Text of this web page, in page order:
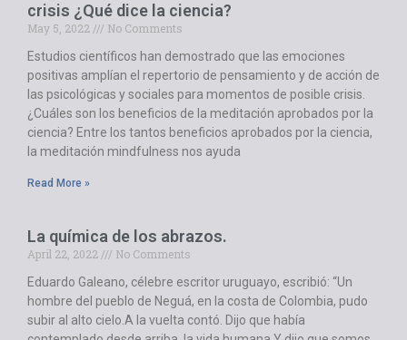
crisis ¿Qué dice la ciencia?
May 5, 2022
No Comments
Estudios científicos han demostrado que las emociones
positivas amplían el repertorio de pensamiento y de acción de
las psicológicas y sociales para momentos de posible crisis.
¿Cuáles son los beneficios de la meditación aprobados por la
ciencia? Entre los tantos beneficios aprobados por la ciencia,
la meditación mindfulness nos ayuda
Read More »
La química de los abrazos.
April 22, 2022
No Comments
Eduardo Galeano, célebre escritor uruguayo, escribió: “Un
hombre del pueblo de Neguá, en la costa de Colombia, pudo
subir al alto cielo.A la vuelta contó. Dijo que había